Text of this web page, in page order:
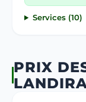
Services (10)
PRIX